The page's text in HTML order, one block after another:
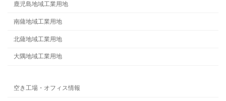
鹿児島地域工業用地
南薩地域工業用地
北薩地域工業用地
大隅地域工業用地
空き工場・オフィス情報